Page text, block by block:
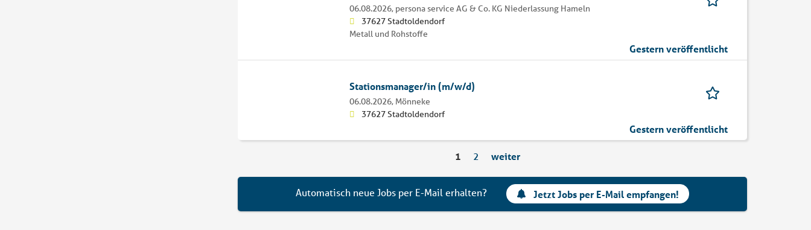
06.08.2026, persona service AG & Co. KG Niederlassung Hameln
37627 Stadtoldendorf
Metall und Rohstoffe
Gestern veröffentlicht
Stationsmanager/in (m/w/d)
06.08.2026, Mönneke
37627 Stadtoldendorf
Gestern veröffentlicht
1 2 weiter
Automatisch neue Jobs per E-Mail erhalten? Jetzt Jobs per E-Mail empfangen!